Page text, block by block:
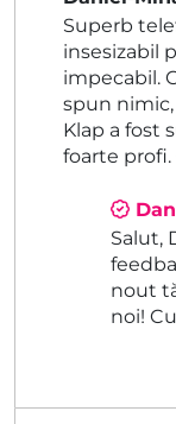
Evaluat la5
din 5
Superb
insesizabil
impecabil.
spun
Klap a fost
foarte profi.
Salut,
nout
noi!